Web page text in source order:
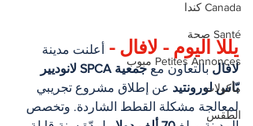
Canada كندا
Santé صحة
Petites Annonces مبوب
مأكولات
الطقس
يللا اليوم - لافال -
أعلنت مدينة
لافال بالتعاون مع
جمعية SPCA لانوديير
بّاس لورونتيد عن إطلاق مشروع تجريبي
لمعالجة مشكلة القطط الشاردة. وتخصص